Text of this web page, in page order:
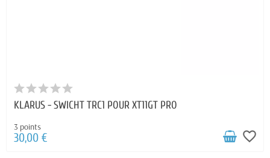
KLARUS - SWICHT TRC1 POUR XT11GT PRO
3 points
30,00 € favorite_border